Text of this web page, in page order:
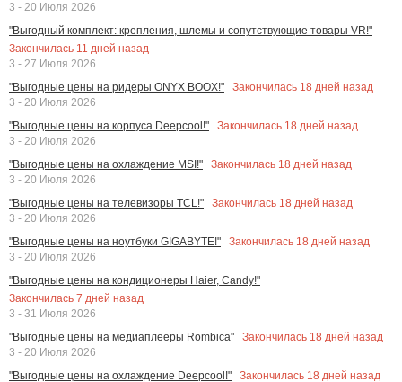
3 - 20 Июля 2026
"Выгодный комплект: крепления, шлемы и сопутствующие товары VR!"
Закончилась 11 дней назад
3 - 27 Июля 2026
"Выгодные цены на ридеры ONYX BOOX!"
Закончилась 18 дней назад
3 - 20 Июля 2026
"Выгодные цены на корпуса Deepcool!"
Закончилась 18 дней назад
3 - 20 Июля 2026
"Выгодные цены на охлаждение MSI!"
Закончилась 18 дней назад
3 - 20 Июля 2026
"Выгодные цены на телевизоры TCL!"
Закончилась 18 дней назад
3 - 20 Июля 2026
"Выгодные цены на ноутбуки GIGABYTE!"
Закончилась 18 дней назад
3 - 20 Июля 2026
"Выгодные цены на кондиционеры Haier, Candy!"
Закончилась 7 дней назад
3 - 31 Июля 2026
"Выгодные цены на медиаплееры Rombica"
Закончилась 18 дней назад
3 - 20 Июля 2026
"Выгодные цены на охлаждение Deepcool!"
Закончилась 18 дней назад